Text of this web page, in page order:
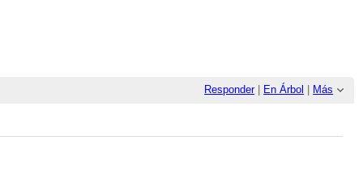
Responder| En Árbol Más